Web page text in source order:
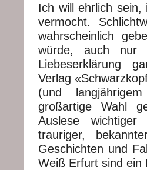
Ich will ehrlich
vermocht.
wahrscheinlich
würde, auch nur
Liebeserklärung
Verlag
(und
großartige Wahl
Auslese
trauriger,
Geschichten und
Weiß Erfurt sind ein